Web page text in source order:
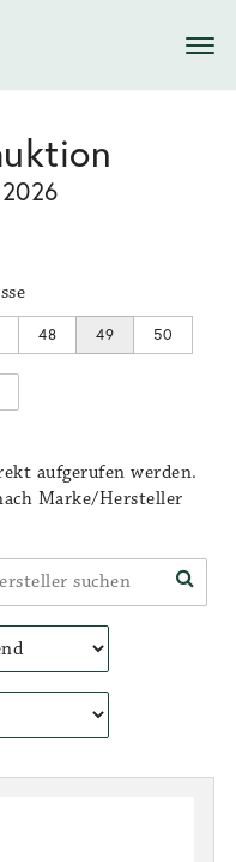
48 49 50
aufgerufen werden.
Marke/Hersteller